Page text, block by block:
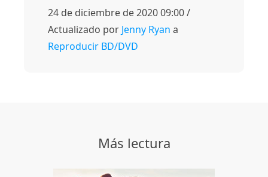
24 de diciembre de 2020 09:00 /
Actualizado por Jenny Ryan a
Reproducir BD/DVD
Más lectura